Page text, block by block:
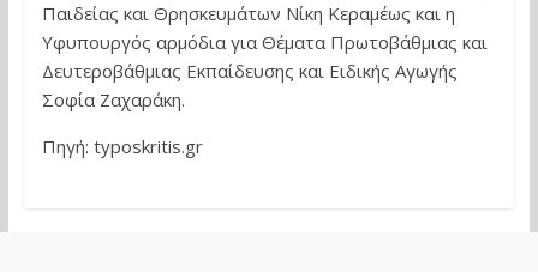
Παιδείας και Θρησκευμάτων Νίκη Κεραμέως και η
Υφυπουργός αρμόδια για Θέματα Πρωτοβάθμιας και
Δευτεροβάθμιας Εκπαίδευσης και Ειδικής Αγωγής
Σοφία Ζαχαράκη.
Πηγή: typoskritis.gr